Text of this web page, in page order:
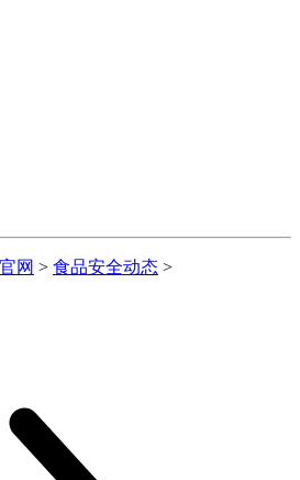
网 > 食品安全动态 >